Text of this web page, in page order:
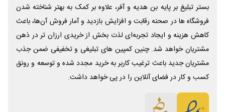
بستر تبلیغ بر پایه بن هدیه و آفر، علاوه بر کمک به بهتر شناخته شدن
فروشگاه ها در صحنه رقابت و افزایش بازدید و آمار فروش آن‌ها، باعث
کاهش هزینه و ایجاد تجربه‌ای لذت بخش از خریدی ارزان تر در ذهن
مشتریان خواهد شد. چنین کمپین های تبلیغی و تخفیفی ضمن جذب
مشتریان جدید باعث ترغیب کاربر به خرید مجدد شده و توسعه و رونق
کسب و کار در فضای آنلاین را در پی خواهد داشت.